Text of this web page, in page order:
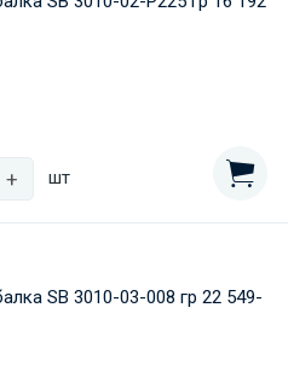
+ шт
SB 3010-03-008 гр 22 549-